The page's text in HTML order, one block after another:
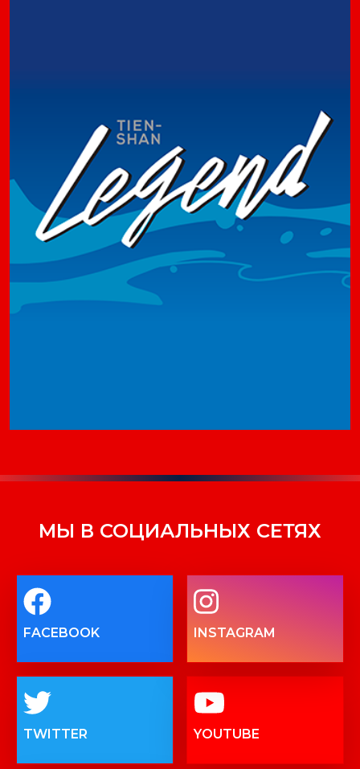
МЫ В СОЦИАЛЬНЫХ СЕТЯХ
FACEBOOK INSTAGRAM
TWITTER YOUTUBE